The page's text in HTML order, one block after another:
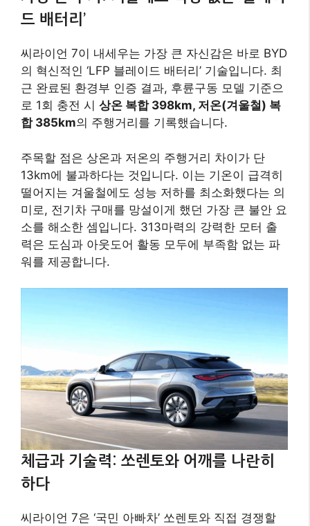
드 배터리’
씨라이언 7이 내세우는 가장 큰 자신감은 바로 BYD
의 혁신적인 ‘LFP 블레이드 배터리’ 기술입니다. 최
근 완료된 환경부 인증 결과, 후륜구동 모델 기준으
로 1회 충전 시 상온 복합 398km, 저온(겨울철) 복
합 385km의 주행거리를 기록했습니다.
주목할 점은 상온과 저온의 주행거리 차이가 단
13km에 불과하다는 것입니다. 이는 기온이 급격히
떨어지는 겨울철에도 성능 저하를 최소화했다는 의
미로, 전기차 구매를 망설이게 했던 가장 큰 불안 요
소를 해소한 셈입니다. 313마력의 강력한 모터 출
력은 도심과 아웃도어 활동 모두에 부족함 없는 파
워를 제공합니다.
체급과 기술력: 쏘렌토와 어깨를 나란히
하다
씨라이언 7은 ‘국민 아빠차’ 쏘렌토와 직접 경쟁할